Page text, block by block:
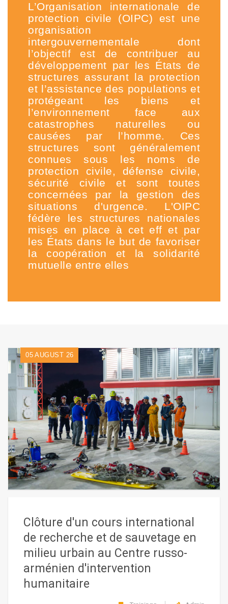
L’Organisation internationale de
protection civile (OIPC) est une
organisation
intergouvernementale dont
l’objectif est de contribuer au
développement par les États de
structures assurant la protection
et l’assistance des populations et
protégeant les biens et
l’environnement face aux
catastrophes naturelles ou
causées par l’homme. Ces
structures sont généralement
connues sous les noms de
protection civile, défense civile,
sécurité civile et sont toutes
concernées par la gestion des
situations d'urgence. L'OIPC
fédère les structures nationales
mises en place à cet eff et par
les États dans le but de favoriser
la coopération et la solidarité
mutuelle entre elles
05 AUGUST 26
Clôture d'un cours international
de recherche et de sauvetage en
milieu urbain au Centre russo-
arménien d'intervention
humanitaire